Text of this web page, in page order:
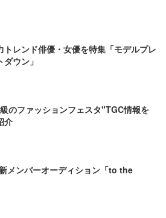
トレンド俳優・女優を特集「モデルプレ
ウン」
のファッションフェスタ"TGC情報を
介
メンバーオーディション「to the